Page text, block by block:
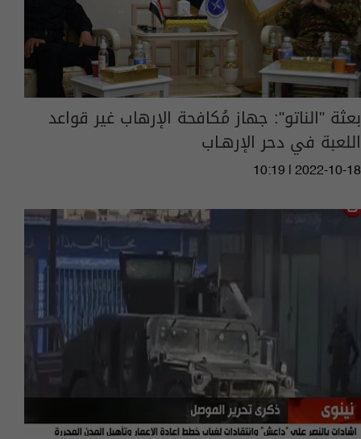
بعثة "الناتو": جهاز مُكافحة الإرهاب غير قواعد
اللعبة في دحر الإرهـاب
10:19 | 2022-10-18